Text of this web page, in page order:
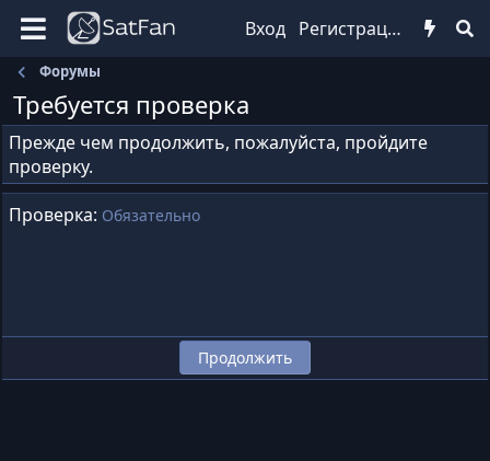
Вход Регистрация
Форумы
Требуется проверка
Прежде чем продолжить, пожалуйста, пройдите
проверку.
Проверка Обязательно
Продолжить